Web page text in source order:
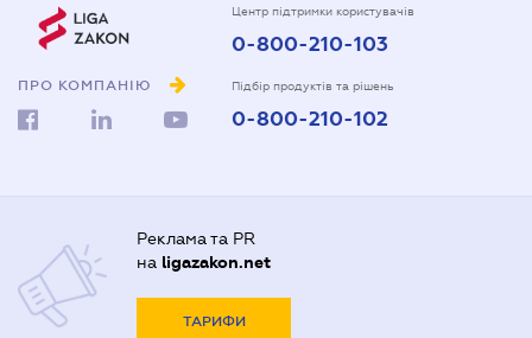
ПРО КОМПАНІЮ
Центр підтримки користувачів
0-800-210-103
Підбір продуктів та рішень
0-800-210-102
Реклама та PR
на ligazakon.net
ТАРИФИ